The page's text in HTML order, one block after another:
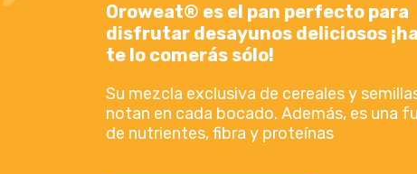
Oroweat® es el pan perfecto para
disfrutar desayunos deliciosos
te lo comerás sólo!
Su mezcla exclusiva de cereales y
notan en cada bocado. Además, es una
de nutrientes, fibra y proteínas